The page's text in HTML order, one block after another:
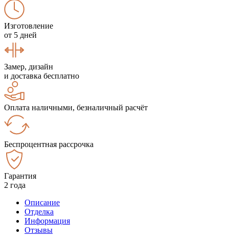
Изготовление
от 5 дней
Замер, дизайн
и доставка бесплатно
Оплата наличными, безналичный расчёт
Беспроцентная рассрочка
Гарантия
2 года
Описание
Отделка
Информация
Отзывы